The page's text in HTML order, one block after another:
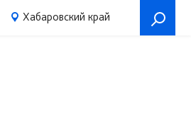
Хабаровский край